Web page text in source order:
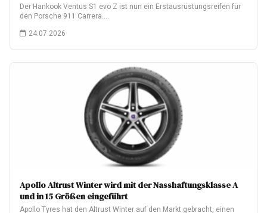
Der Hankook Ventus S1 evo Z ist nun ein Erstausrüstungsreifen für
den Porsche 911 Carrera.…
24.07.2026
Apollo Altrust Winter wird mit der Nasshaftungsklasse A
und in 15 Größen eingeführt
Apollo Tyres hat den Altrust Winter auf den Markt gebracht, einen